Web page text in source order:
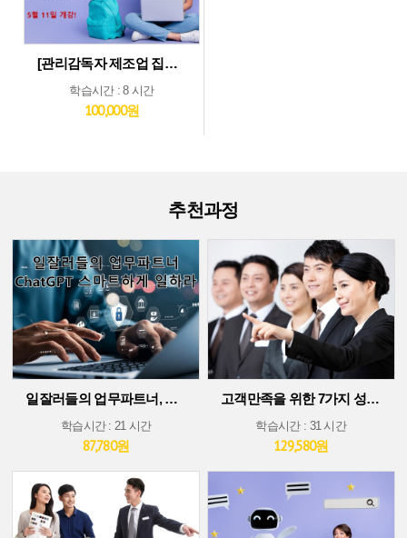
[관리감독자 제조업 집체교육_5월11일] 제조업종 관리감독자 집체 교육...5월11일 개강
학습시간 : 8 시간
100,000원
추천과정
일잘러들의 업무파트너, ChatGPT 스마트하게 일하라!
학습시간 : 21 시간
87,780원
고객만족을 위한 7가지 성공 가이드
학습시간 : 31 시간
129,580원